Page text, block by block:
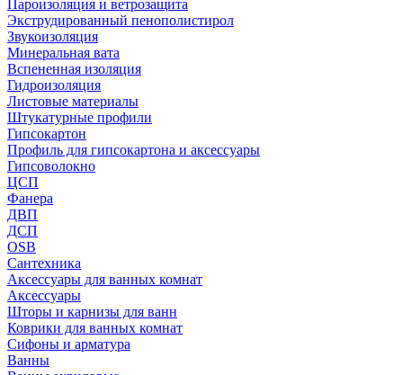
Пароизоляция и ветрозащита
Экструдированный пенополистирол
Звукоизоляция
Минеральная вата
Вспененная изоляция
Гидроизоляция
Листовые материалы
Штукатурные профили
Гипсокартон
Профиль для гипсокартона и аксессуары
Гипсоволокно
ЦСП
Фанера
ДВП
ДСП
OSB
Сантехника
Аксессуары для ванных комнат
Аксессуары
Шторы и карнизы для ванн
Коврики для ванных комнат
Сифоны и арматура
Ванны